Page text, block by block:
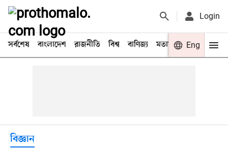
Login
সর্বশেষ বাংলাদেশ রাজনীতি বিশ্ব বাণিজ্য মতামত খেলা
Eng
বিজ্ঞান